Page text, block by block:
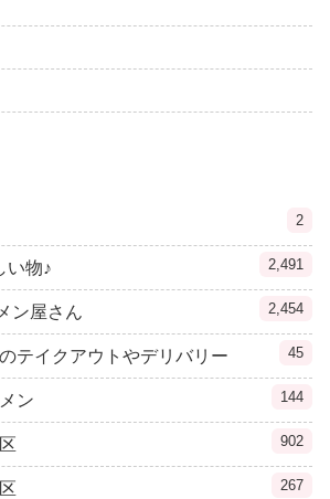
2
い物♪ 2,491
ン屋さん 2,454
テイクアウトやデリバリー 45
ン 144
902
267